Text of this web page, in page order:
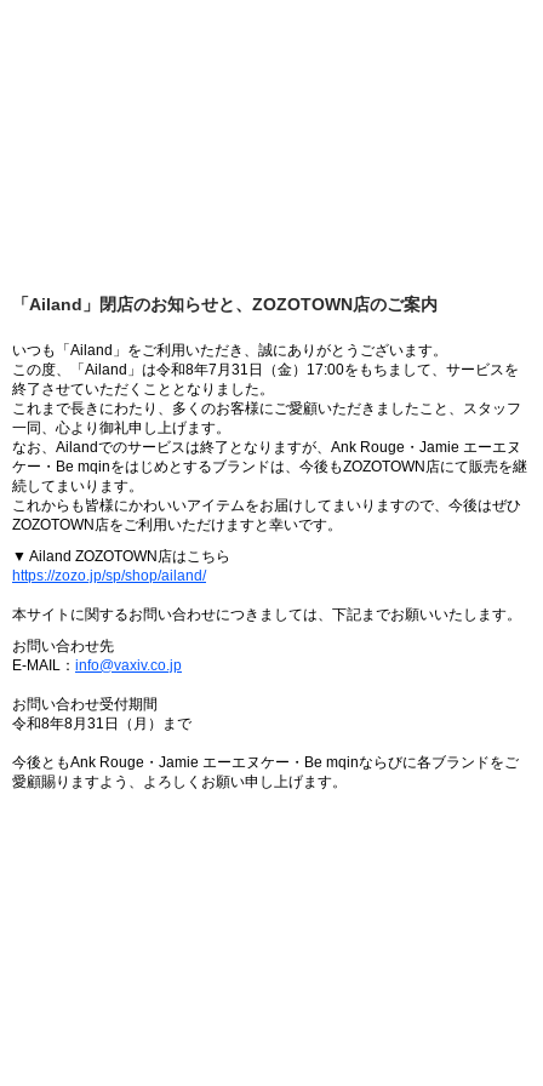
「Ailand」閉店のお知らせと、ZOZOTOWN店のご案内
いつも「Ailand」をご利用いただき、誠にありがとうございます。
この度、「Ailand」は令和8年7月31日（金）17:00をもちまして、サービスを
終了させていただくこととなりました。
これまで長きにわたり、多くのお客様にご愛顧いただきましたこと、スタッフ
一同、心より御礼申し上げます。
なお、Ailandでのサービスは終了となりますが、Ank Rouge・Jamie エーエヌ
ケー・Be mqinをはじめとするブランドは、今後もZOZOTOWN店にて販売を継
続してまいります。
これからも皆様にかわいいアイテムをお届けしてまいりますので、今後はぜひ
ZOZOTOWN店をご利用いただけますと幸いです。
▼ Ailand ZOZOTOWN店はこちら
https://zozo.jp/sp/shop/ailand/
本サイトに関するお問い合わせにつきましては、下記までお願いいたします。
お問い合わせ先
E-MAIL： info@vaxiv.co.jp
お問い合わせ受付期間
令和8年8月31日（月）まで
今後ともAnk Rouge・Jamie エーエヌケー・Be mqinならびに各ブランドをご
愛顧賜りますよう、よろしくお願い申し上げます。